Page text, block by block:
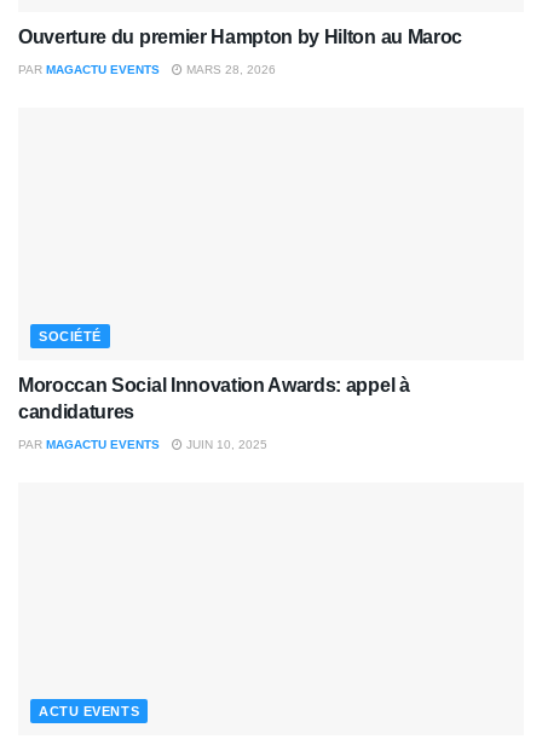
Ouverture du premier Hampton by Hilton au Maroc
PAR MAGACTU EVENTS MARS 28, 2026
SOCIÉTÉ
Moroccan Social Innovation Awards: appel à
candidatures
PAR MAGACTU EVENTS JUIN 10, 2025
ACTU EVENTS